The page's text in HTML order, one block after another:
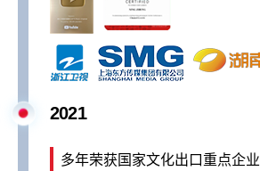
2021
多年荣获国家文化出口重点企业